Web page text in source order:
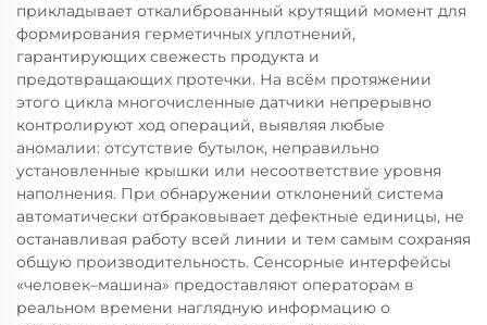
прикладывает откалиброванный крутящий момент для
формирования герметичных уплотнений,
гарантирующих свежесть продукта и
предотвращающих протечки. На всём протяжении
этого цикла многочисленные датчики непрерывно
контролируют ход операций, выявляя любые
аномалии: отсутствие бутылок, неправильно
установленные крышки или несоответствие уровня
наполнения. При обнаружении отклонений система
автоматически отбраковывает дефектные единицы, не
останавливая работу всей линии и тем самым сохраняя
общую производительность. Сенсорные интерфейсы
«человек–машина» предоставляют операторам в
реальном времени наглядную информацию о